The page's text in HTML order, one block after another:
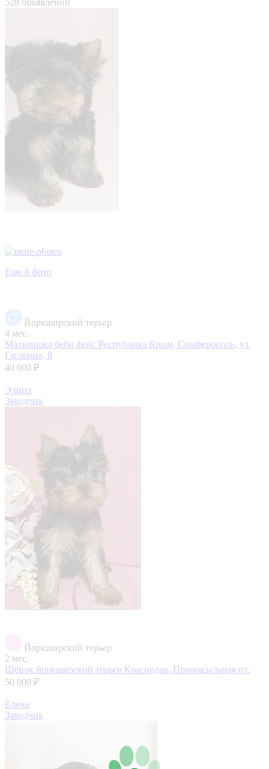
Еще 6 фото
Йоркширский терьер
4 мес.
Мальчишка беби фейс Республика Крым, Симферополь, ул.
Гагарина, 8
40 000 ₽
Элина
Заводчик
Йоркширский терьер
2 мес.
Щенок йоркширский терьер Краснодар, Привокзальная пл.
50 000 ₽
Елена
Заводчик